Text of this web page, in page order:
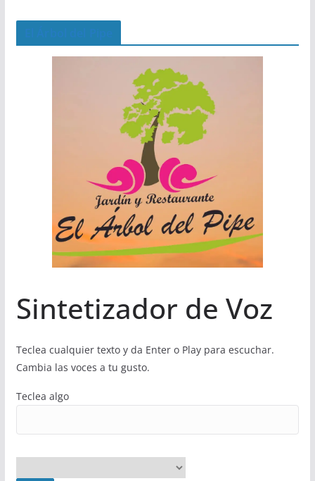
Sintetizador de Voz
Teclea cualquier texto y da Enter o Play para escuchar.
Cambia las voces a tu gusto.
Teclea algo